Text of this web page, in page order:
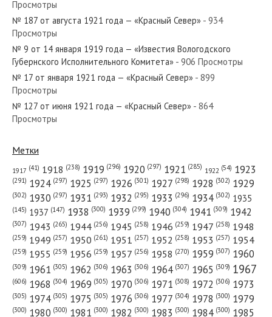
№ 236 от октября 1987 года — «Красный Север»
№ 177 от сентября 1949 года — «Красный Север»
№ 57 от марта 1924 года — «Красный Север»
№ 267 от декабря 1958 года — «Красный Север»
Просмотры
№ 187 от августа 1921 года — «Красный Север» - 934
Просмотры
№ 9 от 14 января 1919 года — «Известия Вологодского
Губернского Исполнительного Комитета» - 906 Просмотры
№ 17 от января 1921 года — «Красный Север» - 899
Просмотры
№ 127 от июня 1921 года — «Красный Север» - 864
Просмотры
Метки
1917 (41) 1918 (238) 1919 (296) 1920 (297) 1921 (285) 1922 (54) 1923
(291) 1924 (297) 1925 (297) 1926 (301) 1927 (298) 1928 (302) 1929
(302) 1930 (297) 1931 (293) 1932 (295) 1933 (296) 1934 (302) 1935
(145) 1937 (147) 1938 (300) 1939 (299) 1940 (304) 1941 (309) 1942
(307) 1943 (265) 1944 (256) 1945 (258) 1946 (259) 1947 (258) 1948
(259) 1949 (257) 1950 (261) 1951 (257) 1952 (258) 1953 (257) 1954
(259) 1955 (259) 1956 (259) 1957 (256) 1958 (270) 1959 (307) 1960
(309) 1961 (305) 1962 (306) 1963 (306) 1964 (307) 1965 (309) 1967
(606) 1968 (304) 1969 (305) 1970 (306) 1971 (308) 1972 (306) 1973
(305) 1974 (305) 1975 (305) 1976 (306) 1977 (304) 1978 (300) 1979
(300) 1980 (300) 1981 (300) 1982 (300) 1983 (300) 1984 (300) 1985